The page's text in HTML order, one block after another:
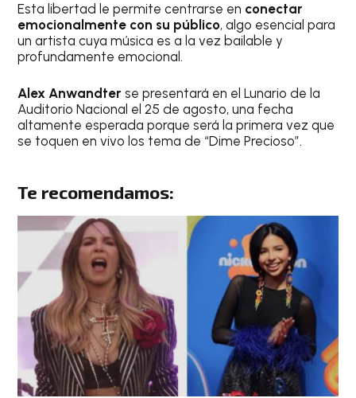
Esta libertad le permite centrarse en conectar
emocionalmente con su público, algo esencial para
un artista cuya música es a la vez bailable y
profundamente emocional.
Alex Anwandter se presentará en el Lunario de la
Auditorio Nacional el 25 de agosto, una fecha
altamente esperada porque será la primera vez que
se toquen en vivo los tema de “Dime Precioso”.
Te recomendamos: